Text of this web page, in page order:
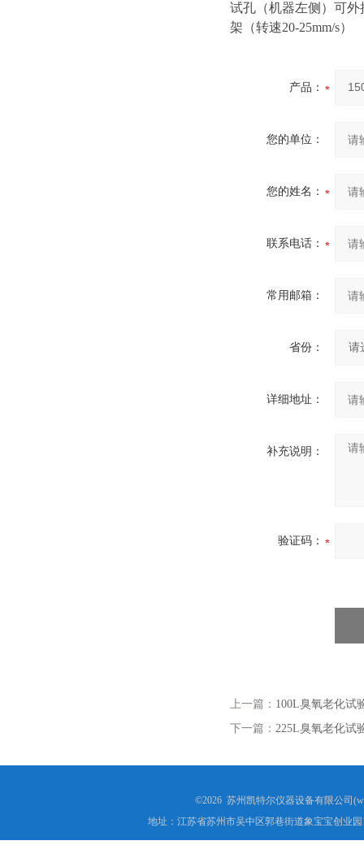
试孔（机器左侧）可
架（转速20-25mm/s）
产品：
您的单位：
您的姓名：
联系电话：
常用邮箱：
省份：
详细地址：
补充说明：
验证码：
上一篇： 100L臭氧老化试
下一篇： 225L臭氧老化试
©2026 苏州凯特尔仪器设备有限公司
地址：江苏省苏州市吴中区郭巷街道象宝宝创业